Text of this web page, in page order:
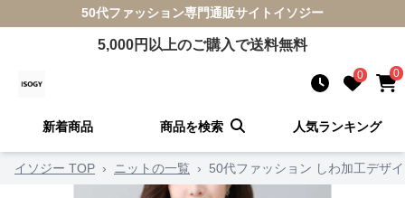
50代ファッション専門通販サイト イソジー
5,000円以上のご購入で送料無料
0 0
新着商品 商品を検索 人気ランキング
イソジー TOP › ニットの一覧 › 50代ファッション しわ加工デザ